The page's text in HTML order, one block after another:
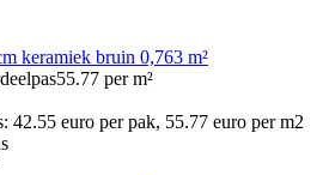
keramiek bruin 0,763 m²
55.77 per m²
42.55 euro per pak, 55.77 euro per m2